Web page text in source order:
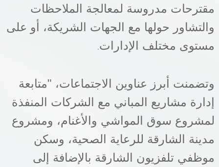
مقترحات مدروسة لمعالجة الملاحظات
والتشاور حولها مع الجهات الشريكة، أو على
مستوى مختلف الإدارات.
وتضمنت أبرز عناوين الاجتماعات، "متابعة
إدارة مشاريع المباني مع الشركات المنفذة
لمشروع سوق المواشي والأغنام، ومشروع
مدينة الشارقة للرعاية الصحية، وسكن
موظفي تلفزيون الشارقة بالإضافة إلى